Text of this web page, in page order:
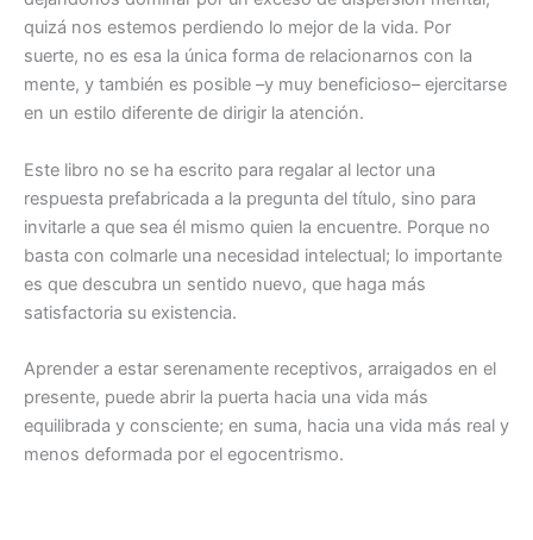
quizá nos estemos perdiendo lo mejor de la vida. Por
suerte, no es esa la única forma de relacionarnos con la
mente, y también es posible –y muy beneficioso– ejercitarse
en un estilo diferente de dirigir la atención.
Este libro no se ha escrito para regalar al lector una
respuesta prefabricada a la pregunta del título, sino para
invitarle a que sea él mismo quien la encuentre. Porque no
basta con colmarle una necesidad intelectual; lo importante
es que descubra un sentido nuevo, que haga más
satisfactoria su existencia.
Aprender a estar serenamente receptivos, arraigados en el
presente, puede abrir la puerta hacia una vida más
equilibrada y consciente; en suma, hacia una vida más real y
menos deformada por el egocentrismo.